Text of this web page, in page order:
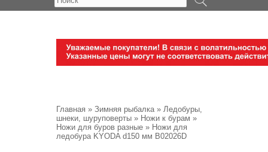
Главная » Зимняя рыбалка» Ледобуры,
шнеки, шуруповерты » Ножи к бурам »
Ножи для буров разные » Ножи для
ледобура KYODA d150 мм B02026D